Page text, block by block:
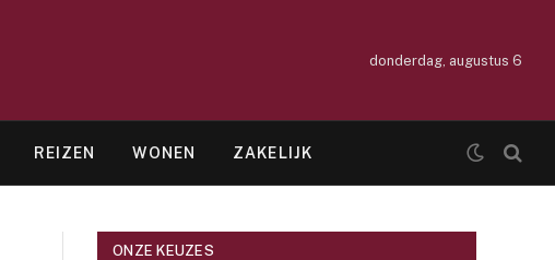
donderdag, augustus 6
REIZEN WONEN ZAKELIJK
ONZE KEUZES